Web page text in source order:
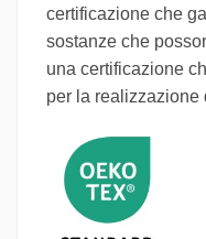
certificazione che
sostanze che
una certificazione
per la realizzazione